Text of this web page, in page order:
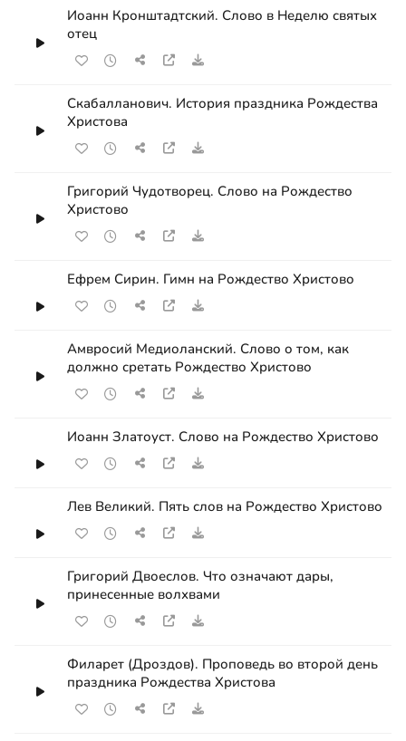
Иоанн Кронштадтский. Слово в Неделю святых
отец
Скабалланович. История праздника Рождества
Христова
Григорий Чудотворец. Слово на Рождество
Христово
Ефрем Сирин. Гимн на Рождество Христово
Амвросий Медиоланский. Слово о том, как
должно сретать Рождество Христово
Иоанн Златоуст. Слово на Рождество Христово
Лев Великий. Пять слов на Рождество Христово
Григорий Двоеслов. Что означают дары,
принесенные волхвами
Филарет (Дроздов). Проповедь во второй день
праздника Рождества Христова